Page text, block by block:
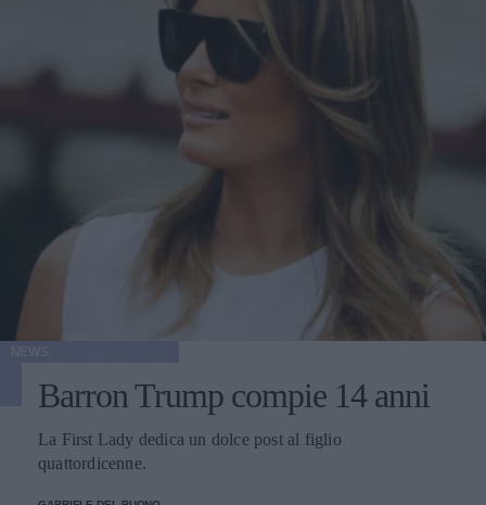
Barron Trump compie 14 anni
La First Lady dedica un dolce post al figlio
quattordicenne.